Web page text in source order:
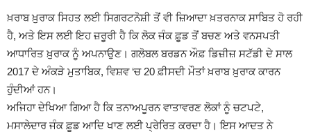
ਖ਼ਰਾਬ ਖ਼ੁਰਾਕ ਸਿਹਤ ਲਈ ਸਿਗਰਟਨੋਸ਼ੀ ਤੋਂ ਵੀ ਜ਼ਿਆਦਾ ਖ਼ਤਰਨਾਕ ਸਾਬਿਤ ਹੋ ਰਹੀ
ਹੈ, ਅਤੇ ਇਸ ਲਈ ਇਹ ਜ਼ਰੂਰੀ ਹੈ ਕਿ ਲੋਕ ਜੰਕ ਫ਼ੂਡ ਤੋਂ ਬਚਣ ਅਤੇ ਵਨਸਪਤੀ
ਆਧਾਰਿਤ ਖ਼ੁਰਾਕ ਨੂੰ ਅਪਨਾਉਣ। ਗਲੋਬਲ ਬਰਡਨ ਔਫ਼ ਡਿਜ਼ੀਜ਼ ਸਟੱਡੀ ਦੇ ਸਾਲ
2017 ਦੇ ਅੰਕੜੇ ਮੁਤਾਬਿਕ, ਵਿਸ਼ਵ ‘ਚ 20 ਫ਼ੀਸਦੀ ਮੌਤਾਂ ਖ਼ਰਾਬ ਖ਼ੁਰਾਕ ਕਾਰਨ
ਹੁੰਦੀਆਂ ਹਨ।
ਅਜਿਹਾ ਦੇਖਿਆ ਗਿਆ ਹੈ ਕਿ ਤਨਾਅਪੂਰਨ ਵਾਤਾਵਰਣ ਲੋਕਾਂ ਨੂੰ ਚਟਪਟੇ,
ਮਸਾਲੇਦਾਰ ਜੰਕ ਫ਼ੂਡ ਆਦਿ ਖਾਣ ਲਈ ਪ੍ਰੇਰਿਤ ਕਰਦਾ ਹੈ। ਇਸ ਆਦਤ ਨੇ